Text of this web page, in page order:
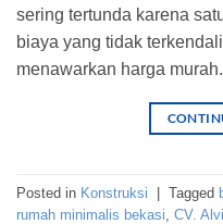
sering tertunda karena
biaya yang tidak
menawarkan harga
Posted in Konstruksi | Tagged
rumah minimalis bekasi CV.